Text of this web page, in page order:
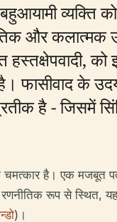
और कलात्मक
हस्तक्षेपवादी,
फासीवाद के
है - जिसमें
चमत्कार है। एक
में रणनीतिक रूप से स्थित,
)।